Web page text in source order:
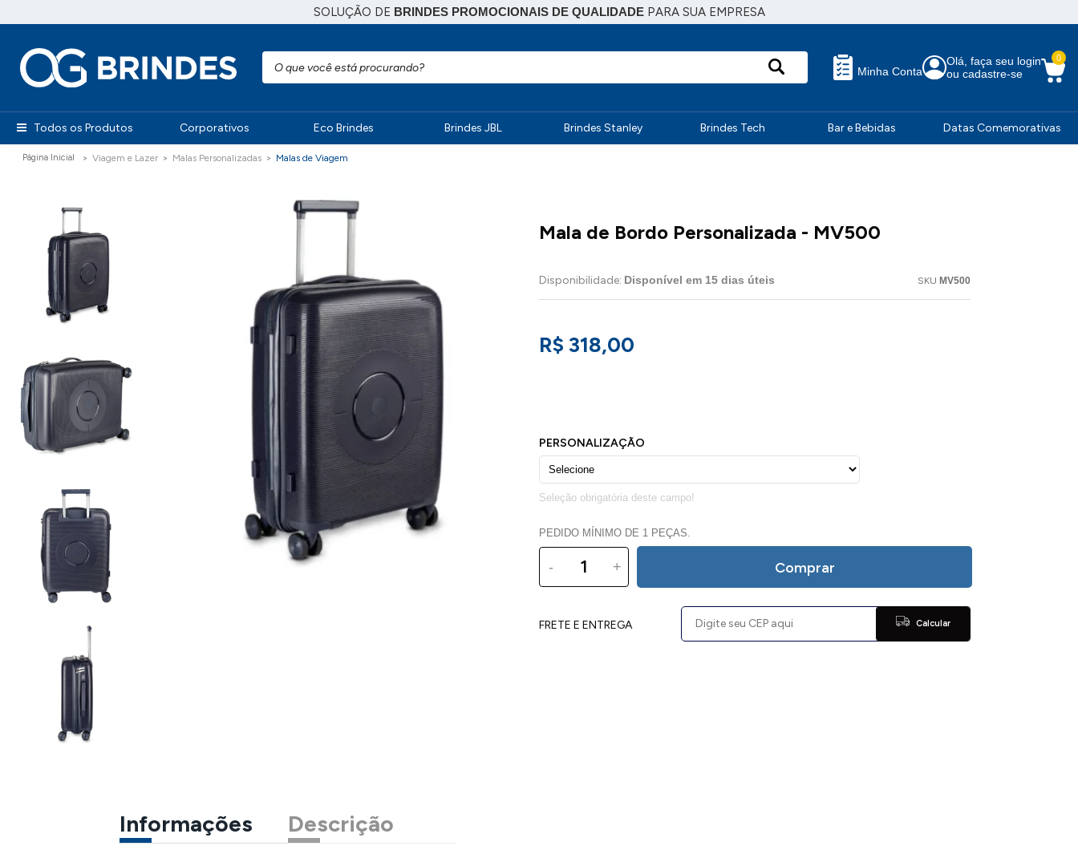
SOLUÇÃO DE BRINDES PROMOCIONAIS DE QUALIDADEPARA SUA EMPRESA
Minha Conta
Olá, faça seu login
ou cadastre-se
0
Todos os Produtos Corporativos Eco Brindes Brindes JBL Brindes Stanley Brindes Tech Bar e Bebidas Datas Comemorativas
Viagem e Lazer Malas Personalizadas Malas de Viagem
Mala de Bordo Personalizada - MV500
Disponibilidade: Disponível em 15 dias úteis SKU MV500
R$ 318,00
PEDIDO MÍNIMO DE 1 PEÇAS.
- + Comprar
FRETE E ENTREGA Calcular
Informações Descrição